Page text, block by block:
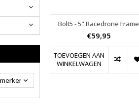
Bolt5 - 5" Racedrone Frame
€59,95
TOEVOEGEN AAN
WINKELWAGEN